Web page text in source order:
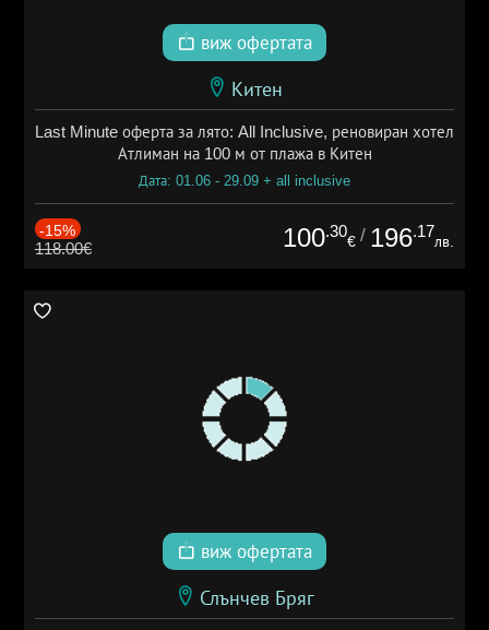
виж офертата
Китен
Last Minute оферта за лято: All Inclusive, реновиран хотел
Атлиман на 100 м от плажа в Китен
Дата: 01.06 - 29.09 + all inclusive
-15%
118.00€ 100.30
€ / 196.17
лв.
виж офертата
Слънчев Бряг